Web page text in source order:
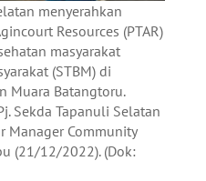
menyerahkan
Resources (PTAR)
masyarakat
(STBM) di
Muara Batangtoru.
Sekda Tapanuli Selatan
Manager Community
(21/12/2022). (Dok: